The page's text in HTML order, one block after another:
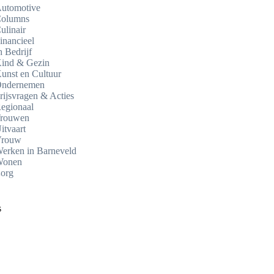
Bedrijf
& Gezin
en Cultuur
& Acties
in Barneveld